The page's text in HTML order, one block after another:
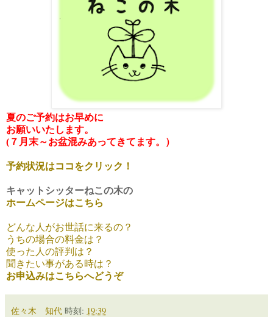
夏のご予約はお早めに
お願いいたします。
(７月末～お盆混みあってきてます。）
予約状況はココをクリック！
キャットシッターねこの木の
ホームページはこちら
どんな人がお世話に来るの？
うちの場合の料金は？
使った人の評判は？
聞きたい事がある時は？
お申込みはこちらへどうぞ
佐々木 知代 時刻: 19:39